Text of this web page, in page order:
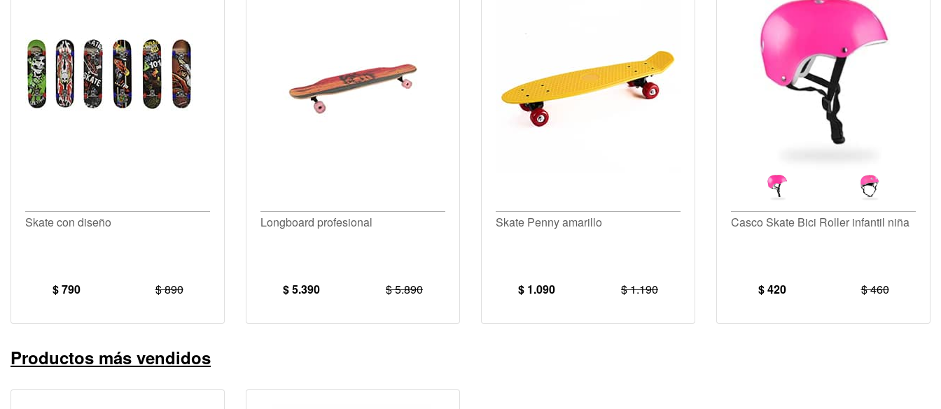
Skate con diseño
$ 790 $ 890
Longboard profesional
$ 5.390 $ 5.890
Skate Penny amarillo
$ 1.090 $ 1.190
Casco Skate Bici Roller infantil niña
$ 420 $ 460
Productos más vendidos